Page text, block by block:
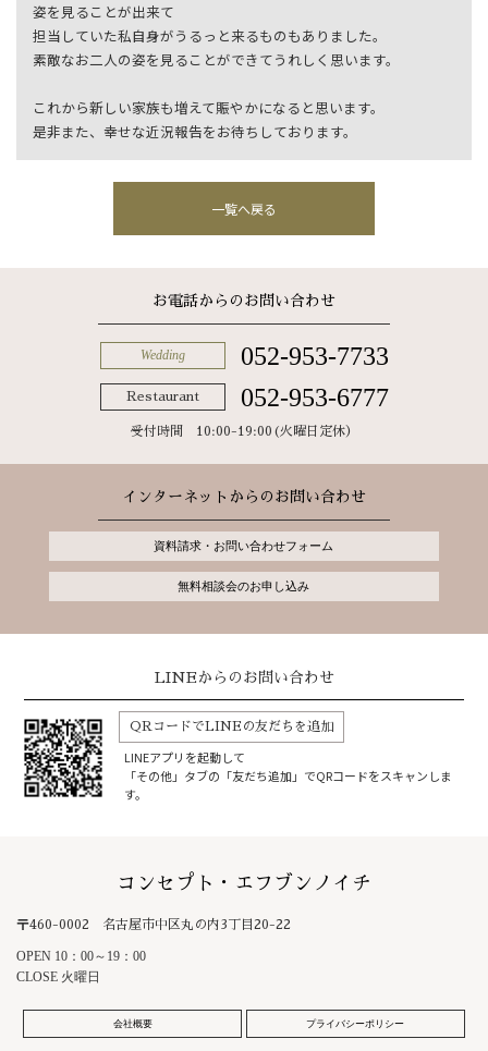
姿を見ることが出来て
担当していた私自身がうるっと来るものもありました。
素敵なお二人の姿を見ることができてうれしく思います。
これから新しい家族も増えて賑やかになると思います。
是非また、幸せな近況報告をお待ちしております。
一覧へ戻る
お電話からのお問い合わせ
Wedding 052-953-7733
Restaurant 052-953-6777
受付時間 10:00-19:00(火曜日定休）
インターネットからのお問い合わせ
資料請求・お問い合わせフォーム
無料相談会のお申し込み
LINEからのお問い合わせ
QRコードでLINEの友だちを追加
LINEアプリを起動して
「その他」タブの「友だち追加」でQRコードをスキャンしま
す。
コンセプト・エフブンノイチ
〒460-0002 名古屋市中区丸の内3丁目20-22
OPEN 10：00～19：00
CLOSE 火曜日
会社概要 プライバシーポリシー